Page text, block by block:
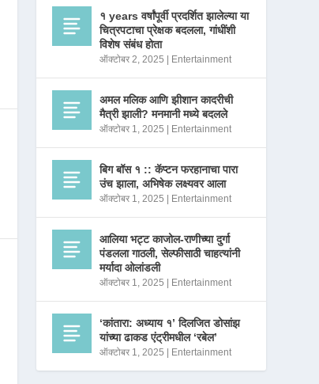
१ years वर्षांपूर्वी प्रदर्शित झालेल्या या
चित्रपटाचा प्रेक्षक बदलला, गांधींशी
विशेष संबंध होता
ऑक्टोबर 2, 2025 Entertainment
अमल मलिक आणि झीशान कादरीची
मैत्री झाली? मनमानी मध्ये बदलले
ऑक्टोबर 1, 2025 Entertainment
बिग बॉस १ :: कॅप्टन फरहानाचा पारा
उंच झाला, अभिषेक लक्ष्यवर आला
ऑक्टोबर 1, 2025 Entertainment
आलिया भट्ट काजोल-राणीच्या दुर्गा
पंडलला गाठली, सेल्फीसाठी चाहत्यांनी
मर्यादा ओलांडली
ऑक्टोबर 1, 2025 Entertainment
‘कांतारा: अध्याय १’ दिलजित डोसांझ
यांच्या ढाकड एंट्रीमधील ‘रबेल’
ऑक्टोबर 1, 2025 Entertainment